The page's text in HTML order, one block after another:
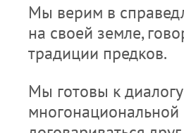
Мы верим в
на своей земле,
традиции предков.
Мы готовы к
многонациональной